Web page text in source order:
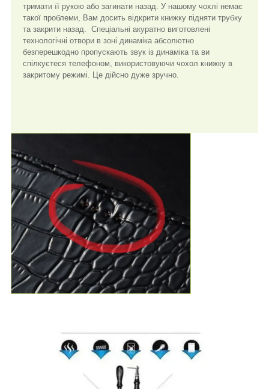
тримати її рукою або загинати назад. У нашому чохлі немає
такої проблеми, Вам досить відкрити книжку підняти трубку
та закрити назад. Спеціальні акуратно виготовлені
технологічні отвори в зоні динаміка абсолютно
безперешкодно пропускають звук із динаміка та ви
спілкуєтеся телефоном, використовуючи чохол книжку в
закритому режимі. Це дійсно дуже зручно.